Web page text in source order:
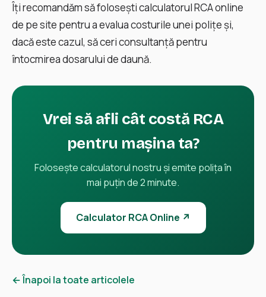
Îți recomandăm să folosești calculatorul RCA online
de pe site pentru a evalua costurile unei poliţe şi,
dacă este cazul, să ceri consultanţă pentru
întocmirea dosarului de daună.
Vrei să afli cât costă RCA
pentru mașina ta?
Folosește calculatorul nostru și emite polița în
mai puțin de 2 minute.
Calculator RCA Online ↗
← Înapoi la toate articolele